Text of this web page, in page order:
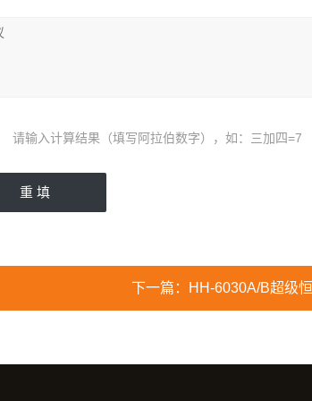
请输入计算结果（填写阿拉伯数字），如：三加四=7
下一篇： HH-6030A/B超级